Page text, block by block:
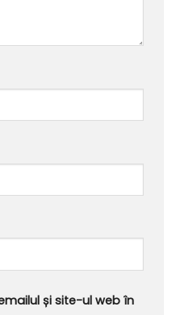
și site-ul web în